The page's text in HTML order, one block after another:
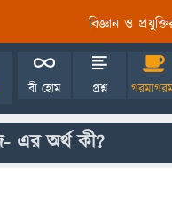
বিজ্ঞান ও
বী হোম প্রশ্ন
এর অর্থ কী?